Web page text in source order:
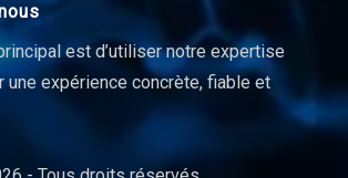
est d’utiliser notre expertise
une expérience concrète, fiable et